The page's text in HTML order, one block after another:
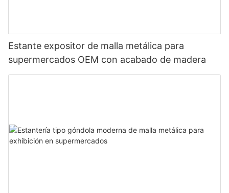
Estante expositor de malla metálica para
supermercados OEM con acabado de madera